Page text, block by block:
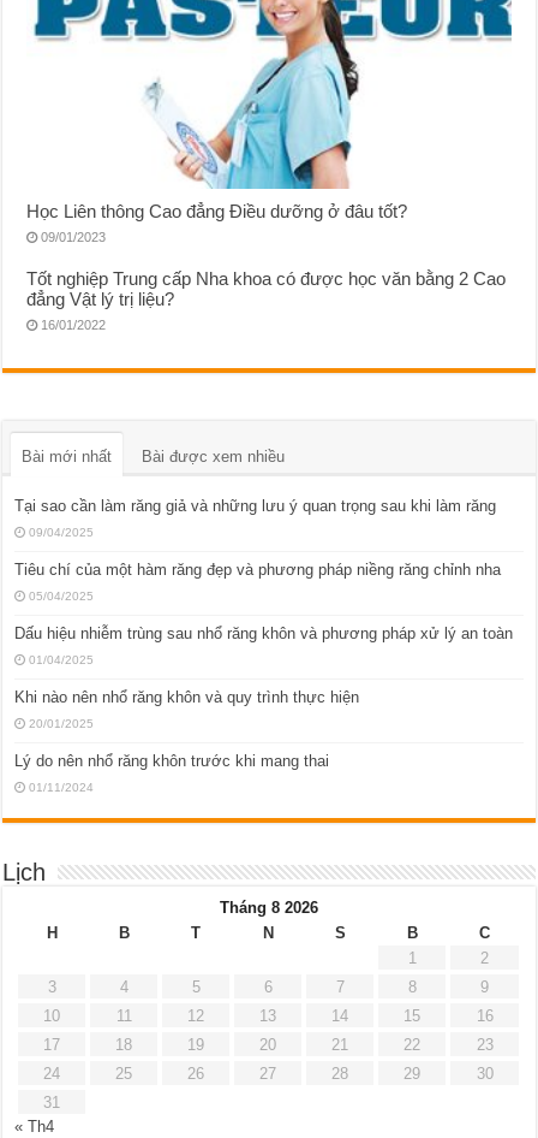
Học Liên thông Cao đẳng Điều dưỡng ở đâu tốt?
09/01/2023
Tốt nghiệp Trung cấp Nha khoa có được học văn bằng 2 Cao
đẳng Vật lý trị liệu?
16/01/2022
Bài mới nhất Bài được xem nhiều
Tại sao cần làm răng giả và những lưu ý quan trọng sau khi làm răng
09/04/2025
Tiêu chí của một hàm răng đẹp và phương pháp niềng răng chỉnh nha
05/04/2025
Dấu hiệu nhiễm trùng sau nhổ răng khôn và phương pháp xử lý an toàn
01/04/2025
Khi nào nên nhổ răng khôn và quy trình thực hiện
20/01/2025
Lý do nên nhổ răng khôn trước khi mang thai
01/11/2024
Lịch
Tháng 8 2026
H
B T N S B
C
1
2
3
4 5 6 7 8
9
10
11 12 13 14 15
16
17
18 19 20 21 22
23
24
25 26 27 28 29
30
31
« Th4